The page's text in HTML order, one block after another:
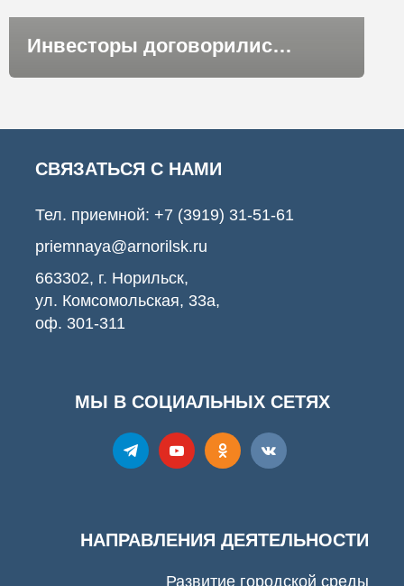
Инвесторы договорились о развитии туркластера «Арктический»
СВЯЗАТЬСЯ С НАМИ
Тел. приемной: +7 (3919) 31-51-61
priemnaya@arnorilsk.ru
663302, г. Норильск,
ул. Комсомольская, 33а,
оф. 301-311
МЫ В СОЦИАЛЬНЫХ СЕТЯХ
НАПРАВЛЕНИЯ ДЕЯТЕЛЬНОСТИ
Развитие городской среды